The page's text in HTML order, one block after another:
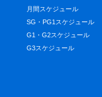
月間スケジュール
SG・PG1スケジュール
G1・G2スケジュール
G3スケジュール